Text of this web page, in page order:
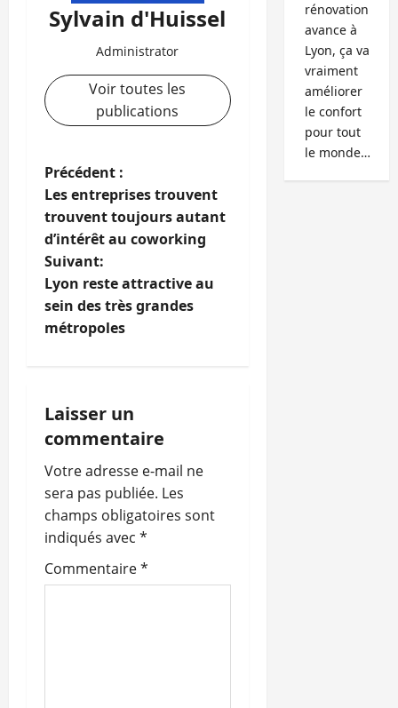
Sylvain d'Huissel
Administrator
Voir toutes les
publications
N
a
v
i
g
t
i
o
n
d
’
Précédent :
Les entreprises trouvent
trouvent toujours autant
d’intérêt au coworking
Suivant:
Lyon reste attractive au
sein des très grandes
métropoles
Laisser un
commentaire
Votre adresse e-mail ne
sera pas publiée. Les
champs obligatoires sont
indiqués avec *
Commentaire*
rénovation
avance à
Lyon, ça va
vraiment
améliorer
le confort
pour tout
le monde…